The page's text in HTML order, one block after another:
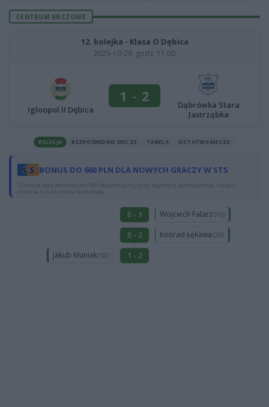
CENTRUM MECZOWE
12. kolejka - Klasa O Dębica
2025-10-26, godz. 11:00
Igloopol II Dębica
1 - 2
Dąbrówka Stara
Jastrząbka
RELACJA BEZPOŚREDNIE MECZE TABELA OSTATNIE MECZE
BONUS DO 660 PLN DLA NOWYCH GRACZY W STS
Tylko dla osób pełnoletnich 18+. Reklamujemy tylko legalnych bukmacherów. Hazard
stwarza ryzyko straty finansowej.
0 - 1 Wojciech Falarz(16)
0 - 2 Konrad Łękawa (20)
Jakub Muniak(50) 1 - 2